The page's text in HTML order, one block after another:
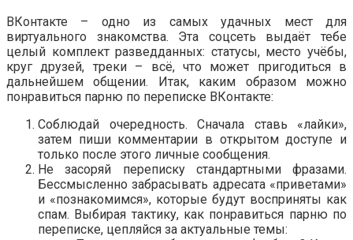
ВКонтакте – одно из самых удачных мест для
виртуального знакомства. Эта соцсеть выдаёт тебе
целый комплект разведданных: статусы, место учёбы,
круг друзей, треки – всё, что может пригодиться в
дальнейшем общении. Итак, каким образом можно
понравиться парню по переписке ВКонтакте:
Соблюдай очередность. Сначала ставь «лайки»,
затем пиши комментарии в открытом доступе и
только после этого личные сообщения.
Не засоряй переписку стандартными фразами.
Бессмысленно забрасывать адресата «приветами»
и «познакомимся», которые будут восприняты как
спам. Выбирая тактику, как понравиться парню по
переписке, цепляйся за актуальные темы: